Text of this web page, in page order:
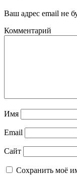
Ваш адрес email не
Комментарий
Имя
Email
Сайт
Сохранить моё